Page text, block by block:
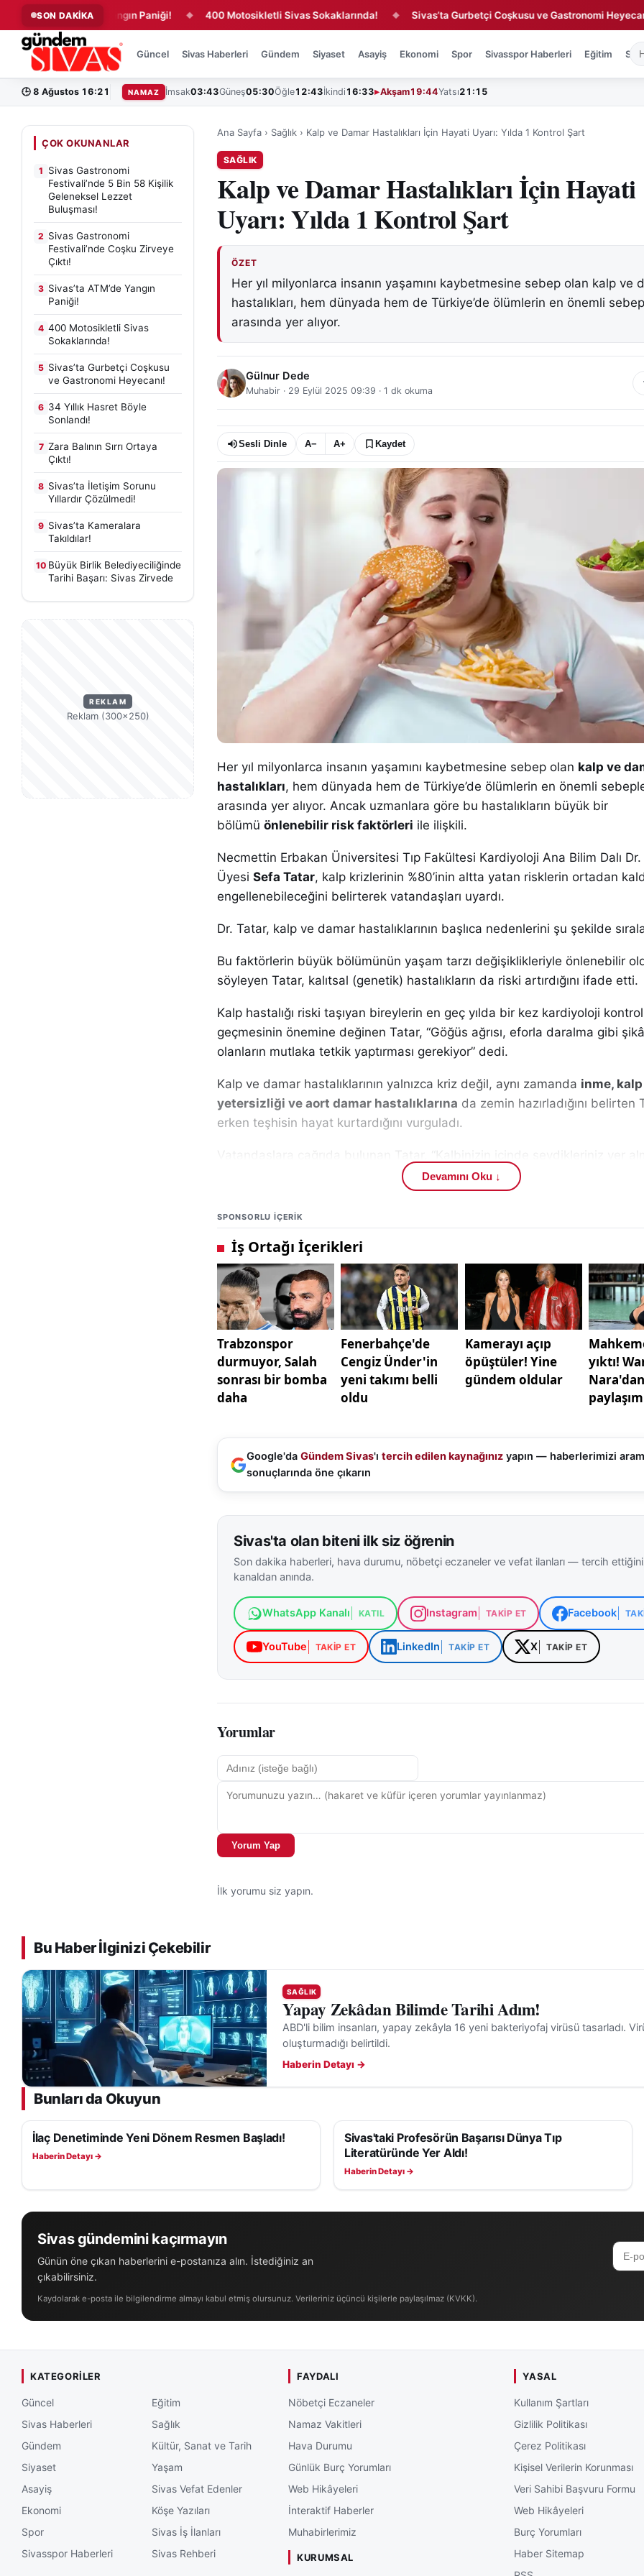
SON DAKİKA
ATM’de Yangın Paniği! ◆ 400 Motosikletli Sivas Sokaklarında! ◆ Sivas’ta Gurbetçi Coşkusu ve Gastronomi Heyecanı! ◆
Güncel Sivas Haberleri Gündem Siyaset Asayiş Ekonomi Spor Sivasspor Haberleri Eğitim
🕒 8 Ağustos 16:21 NAMAZ İmsak03:43Güneş05:30Öğle12:43İkindi 16:33 Akşam19:44Yatsı21:15
ÇOK OKUNANLAR
1 Sivas Gastronomi
Festivali’nde 5 Bin 58 Kişilik
Geleneksel Lezzet
Buluşması!
2 Sivas Gastronomi
Festivali’nde Coşku Zirveye
Çıktı!
3 Sivas’ta ATM’de Yangın
Paniği!
4 400 Motosikletli Sivas
Sokaklarında!
5 Sivas’ta Gurbetçi Coşkusu
ve Gastronomi Heyecanı!
6 34 Yıllık Hasret Böyle
Sonlandı!
7 Zara Balının Sırrı Ortaya
Çıktı!
8 Sivas’ta İletişim Sorunu
Yıllardır Çözülmedi!
9 Sivas’ta Kameralara
Takıldılar!
10 Büyük Birlik Belediyeciliğinde
Tarihi Başarı: Sivas Zirvede
REKLAM
Reklam (300×250)
Ana Sayfa › Sağlık › Kalp ve Damar Hastalıkları İçin Hayati Uyarı: Yılda 1 Kontrol Şart
SAĞLIK
Kalp ve Damar Hastalıkları İçin Hayati
Uyarı: Yılda 1 Kontrol Şart
ÖZET
Her yıl milyonlarca insanın yaşamını kaybetmesine sebep olan kalp ve
hastalıkları, hem dünyada hem de Türkiye’de ölümlerin en önemli
arasında yer alıyor.
Gülnur Dede
Muhabir · 29 Eylül 2025 09:39 · 1 dk okuma
Sesli Dinle A− A+ Kaydet
Her yıl milyonlarca insanın yaşamını kaybetmesine sebep olan kalp ve
hastalıkları, hem dünyada hem de Türkiye’de ölümlerin en önemli
arasında yer alıyor. Ancak uzmanlara göre bu hastalıkların büyük bir
bölümü önlenebilir risk faktörleri ile ilişkili.
Necmettin Erbakan Üniversitesi Tıp Fakültesi Kardiyoloji Ana Bilim Dalı Dr.
Üyesi Sefa Tatar, kalp krizlerinin %80’inin altta yatan risklerin ortadan
engellenebileceğini belirterek vatandaşları uyardı.
Dr. Tatar, kalp ve damar hastalıklarının başlıca nedenlerini şu şekilde
Bu faktörlerin büyük bölümünün yaşam tarzı değişiklikleriyle önlenebilir
söyleyen Tatar, kalıtsal (genetik) hastalıkların da riski artırdığını ifade etti.
Kalp hastalığı riski taşıyan bireylerin en geç yılda bir kez kardiyoloji
geçmesinin önemine değinen Tatar, “Göğüs ağrısı, eforla daralma gibi
olanların mutlaka tetkik yaptırması gerekiyor” dedi.
Kalp ve damar hastalıklarının yalnızca kriz değil, aynı zamanda inme, kalp
yetersizliği ve aort damar hastalıklarına da zemin hazırladığını belirten
erken teşhisin hayat kurtardığını vurguladı.
profesyonel destek almanın önemine dikkat çekti.
Kaynak: İha
Devamını Oku ↓
SPONSORLU IÇERIK
Google'da Gündem Sivas'ı tercih edilen kaynağınız yapın — haberlerimizi
sonuçlarında öne çıkarın
Sivas'ta olan biteni ilk siz öğrenin
Son dakika haberleri, hava durumu, nöbetçi eczaneler ve vefat ilanları — tercih
kanaldan anında.
WhatsApp Kanalı KATIL Instagram TAKIP ET Facebook
YouTube TAKIP ET LinkedIn TAKIP ET X TAKIP ET
Yorumlar
Yorum Yap
İlk yorumu siz yapın.
Bu Haber İlginizi Çekebilir
SAĞLIK
Yapay Zekâdan Bilimde Tarihi Adım!
ABD'li bilim insanları, yapay zekâyla 16 yeni bakteriyofaj virüsü tasarladı.
oluşturmadığı belirtildi.
Haberin Detayı →
Bunları da Okuyun
SAĞLIK
İlaç Denetiminde Yeni Dönem Resmen Başladı!
Haberin Detayı →
SAĞLIK
Sivas'taki Profesörün Başarısı Dünya Tıp
Literatüründe Yer Aldı!
Haberin Detayı →
Sivas gündemini kaçırmayın
Günün öne çıkan haberlerini e-postanıza alın. İstediğiniz an
çıkabilirsiniz.
Kaydolarak e-posta ile bilgilendirme almayı kabul etmiş olursunuz. Verileriniz üçüncü kişilerle paylaşılmaz (KVKK).
KATEGORILER
Güncel
Sivas Haberleri
Gündem
Siyaset
Asayiş
Ekonomi
Spor
Sivasspor Haberleri
Eğitim
Sağlık
Kültür, Sanat ve Tarih
Yaşam
Sivas Vefat Edenler
Köşe Yazıları
Sivas İş İlanları
Sivas Rehberi
FAYDALI
Nöbetçi Eczaneler
Namaz Vakitleri
Hava Durumu
Günlük Burç Yorumları
Web Hikâyeleri
İnteraktif Haberler
Muhabirlerimiz
KURUMSAL
YASAL
Kullanım Şartları
Gizlilik Politikası
Çerez Politikası
Kişisel Verilerin Korunması
Veri Sahibi Başvuru Formu
Web Hikâyeleri
Burç Yorumları
Haber Sitemap